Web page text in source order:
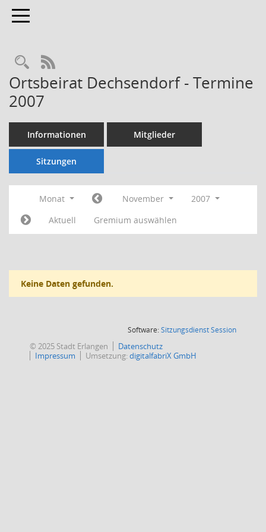
Toggle navigation
Rechercheauswahl
RSS-Feed
Ortsbeirat Dechsendorf - Termine
2007
Informationen Mitglieder
Sitzungen
Monat November
2007
Aktuell
Gremium auswählen
Keine Daten gefunden.
Software:SitzungsdienstSession(Wird in
© 2025 Stadt Erlangen
Datenschutz
Impressum
Umsetzung:digitalfabriX GmbH